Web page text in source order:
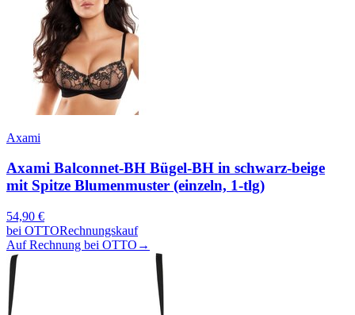
Axami
Axami Balconnet-BH Bügel-BH in schwarz-beige
mit Spitze Blumenmuster (einzeln, 1-tlg)
54,90 €
bei OTTORechnungskauf
Auf Rechnung bei OTTO →